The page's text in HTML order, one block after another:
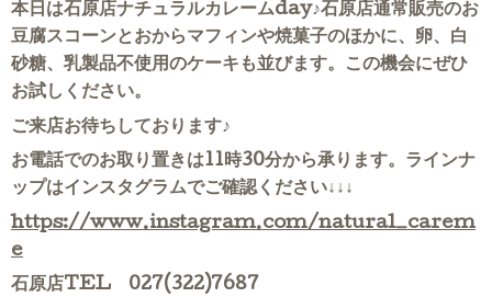
本日は石原店ナチュラルカレームday♪石原店通常販売のお
豆腐スコーンとおからマフィンや焼菓子のほかに、卵、白
砂糖、乳製品不使用のケーキも並びます。この機会にぜひ
お試しください。
ご来店お待ちしております♪
お電話でのお取り置きは11時30分から承ります。ラインナ
ップはインスタグラムでご確認ください↓↓↓
https://www.instagram.com/natural_carem
e
石原店TEL 027(322)7687